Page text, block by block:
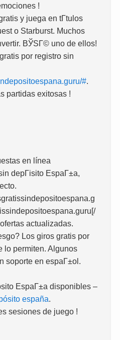
!
y juega en tГ­tulos
o Starburst. Muchos
ВЎSГ© uno de ellos!
por registro sin
#.
partidas exitosas !
en línea
depГіsito EspaГ±a,
actualizadas.
Los giros gratis por
lo permiten. Algunos
soporte en espaГ±ol.
EspaГ±a disponibles –
españa.
sesiones de juego !